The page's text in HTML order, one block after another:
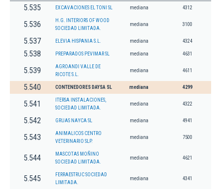
5.535 EXCAVACIONES EL TONI SL mediana 4312
5.536
H.G. INTERIORS OF WOOD
SOCIEDAD LIMITADA.
mediana 3100
5.537 ELEVIA HISPANIA S.L. mediana 4324
5.538 PREPARADOS PEVIMAR SL mediana 4631
5.539
AGROANDI VALLE DE
RICOTE S.L.
mediana 4611
5.540 CONTENEDORES DAYSA SL mediana 4299
5.541
ITERSA INSTALACIONES,
SOCIEDAD LIMITADA.
mediana 4322
5.542 GRUAS NAYCA SL mediana 4941
5.543
ANIMALICOS CENTRO
VETERINARIO SLP.
mediana 7500
5.544
MASCOTAS MOÑINO
SOCIEDAD LIMITADA.
mediana 4621
5.545
FERRAESTRUC SOCIEDAD
LIMITADA.
mediana 4341